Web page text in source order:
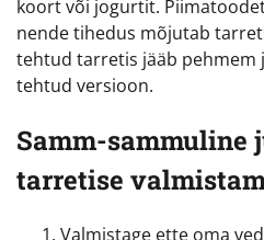
koort või jogurtit.
nende tihedus mõjutab
tehtud tarretis jääb pehmem
tehtud versioon.
Samm-sammuline
tarretise
Valmistage ette oma